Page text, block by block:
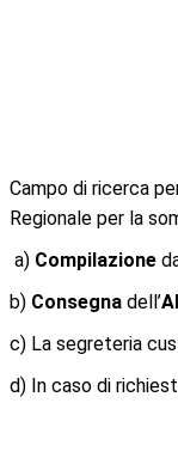
Campo di ricerca
Regionale per la
a) Compilazione
b) Consegna dell’
c) La segreteria
d) In caso di